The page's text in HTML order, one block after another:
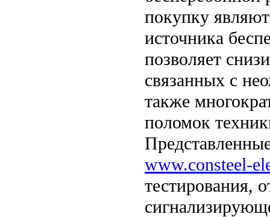
покупку
источника
позволяет
связанных с
также
поломок
www.consteel-
тестирования,